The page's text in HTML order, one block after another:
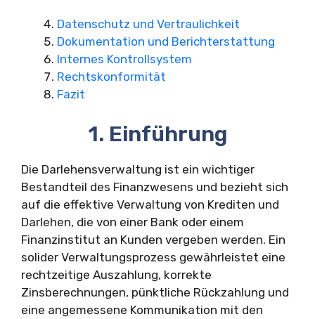
Datenschutz und Vertraulichkeit
Dokumentation und Berichterstattung
Internes Kontrollsystem
Rechtskonformität
Fazit
1. Einführung
Die Darlehensverwaltung ist ein wichtiger
Bestandteil des Finanzwesens und bezieht sich
auf die effektive Verwaltung von Krediten und
Darlehen, die von einer Bank oder einem
Finanzinstitut an Kunden vergeben werden. Ein
solider Verwaltungsprozess gewährleistet eine
rechtzeitige Auszahlung, korrekte
Zinsberechnungen, pünktliche Rückzahlung und
eine angemessene Kommunikation mit den